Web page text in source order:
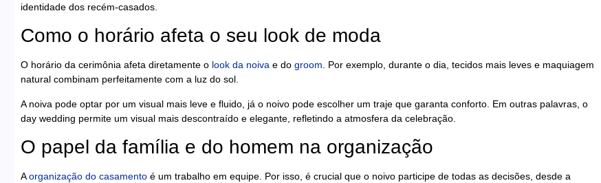
identidade dos recém-casados.
Como o horário afeta o seu look de moda
O horário da cerimônia afeta diretamente o look da noiva e do groom. Por exemplo, durante o dia, tecidos mais leves e maquiagem
natural combinam perfeitamente com a luz do sol.
A noiva pode optar por um visual mais leve e fluido, já o noivo pode escolher um traje que garanta conforto. Em outras palavras, o
day wedding permite um visual mais descontraído e elegante, refletindo a atmosfera da celebração.
O papel da família e do homem na organização
Aorganização do casamento é um trabalho em equipe. Por isso, é crucial que o noivo participe de todas as decisões, desde a